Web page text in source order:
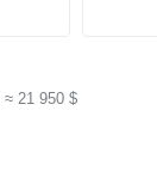
≈ 21 950 $